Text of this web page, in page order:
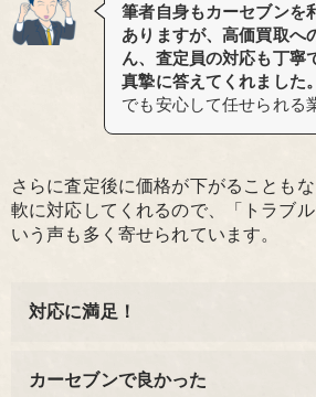
筆者自身もカーセブンを
ありますが、高価買取へ
ん、査定員の対応も丁寧
真摯に答えてくれました
でも安心して任せられる
さらに査定後に価格が下がることも
軟に対応してくれるので、「トラブ
いう声も多く寄せられています。
対応に満足！
カーセブンで良かった